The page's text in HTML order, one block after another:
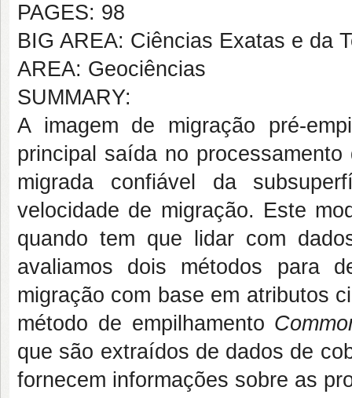
PAGES: 98
BIG AREA: Ciências Exatas e da
AREA: Geociências
SUMMARY:
A imagem de migração pré-
principal saída no
migrada confiável da
velocidade de migração. Este
quando tem que lidar com
avaliamos dois métodos para
migração com base em atributos
método de empilhamento
que são extraídos de dados de
fornecem informações sobre as